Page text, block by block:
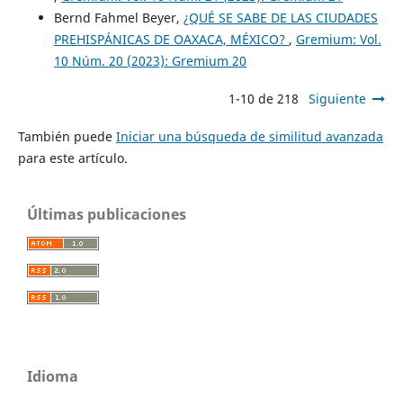
Bernd Fahmel Beyer, ¿QUÉ SE SABE DE LAS CIUDADES
PREHISPÁNICAS DE OAXACA, MÉXICO? , Gremium: Vol.
10 Núm. 20 (2023): Gremium 20
1-10 de 218 Siguiente
También puede Iniciar una búsqueda de similitud avanzada
para este artículo.
Últimas publicaciones
Idioma